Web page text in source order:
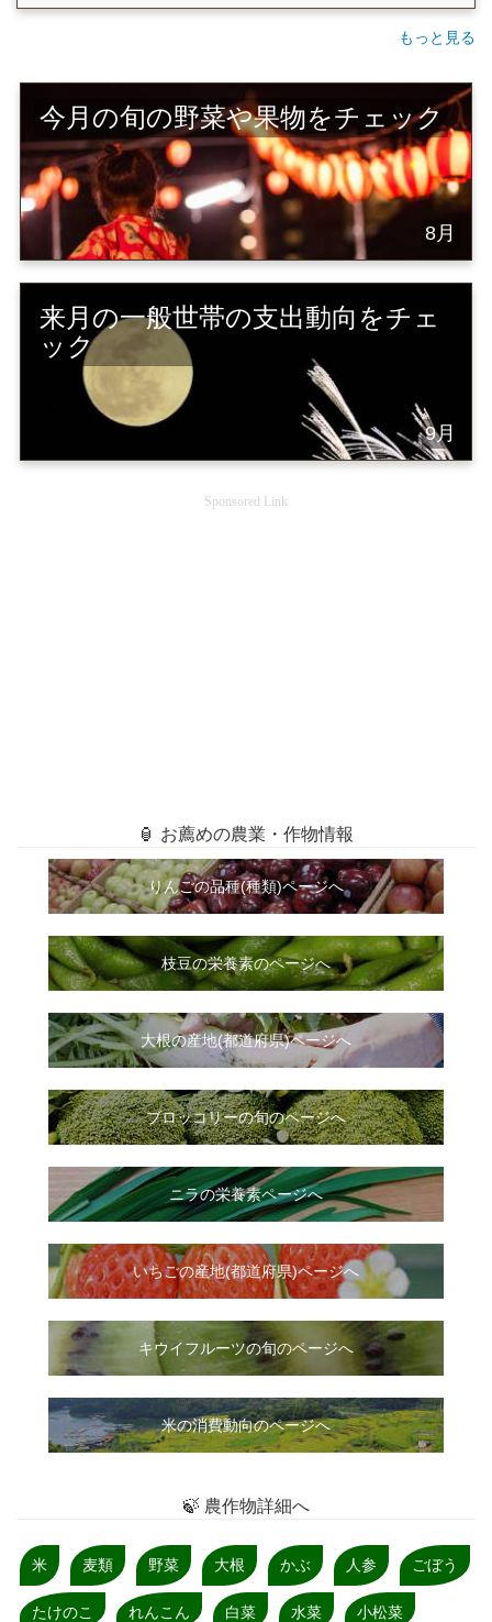
もっと見る
今月の旬の野菜や果物をチェック
8月
来月の一般世帯の支出動向をチェ
ック
9月
Sponsored Link
🏮 お薦めの農業・作物情報
りんごの品種(種類)ページへ
枝豆の栄養素のページへ
大根の産地(都道府県)ページへ
ブロッコリーの旬のページへ
ニラの栄養素ページへ
いちごの産地(都道府県)ページへ
キウイフルーツの旬のページへ
米の消費動向のページへ
🍃 農作物詳細へ
米 麦類 野菜 大根 かぶ 人参 ごぼう
たけのこ れんこん 白菜 水菜 小松菜